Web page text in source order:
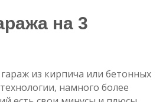
на 3
из кирпича или бетонных
намного более